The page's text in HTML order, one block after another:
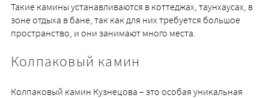
Такие камины устанавливаются в коттеджах, таунхаусах, в
зоне отдыха в бане, так как для них требуется большое
пространство, и они занимают много места.
Колпаковый камин
Колпаковый камин Кузнецова – это особая уникальная